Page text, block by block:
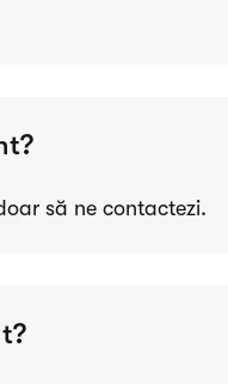
să ne contactezi.